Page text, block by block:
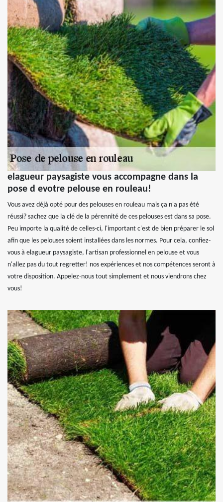
elagueur paysagiste vous accompagne dans la
pose d evotre pelouse en rouleau!
Vous avez déjà opté pour des pelouses en rouleau mais ça n'a pas été
réussi? sachez que la clé de la pérennité de ces pelouses est dans sa pose.
Peu importe la qualité de celles-ci, l'important c'est de bien préparer le sol
afin que les pelouses soient installées dans les normes. Pour cela, confiez-
vous à elagueur paysagiste, l'artisan professionnel en pelouse et vous
n'allez pas du tout regretter! nos expériences et nos compétences seront à
votre disposition. Appelez-nous tout simplement et nous viendrons chez
vous!